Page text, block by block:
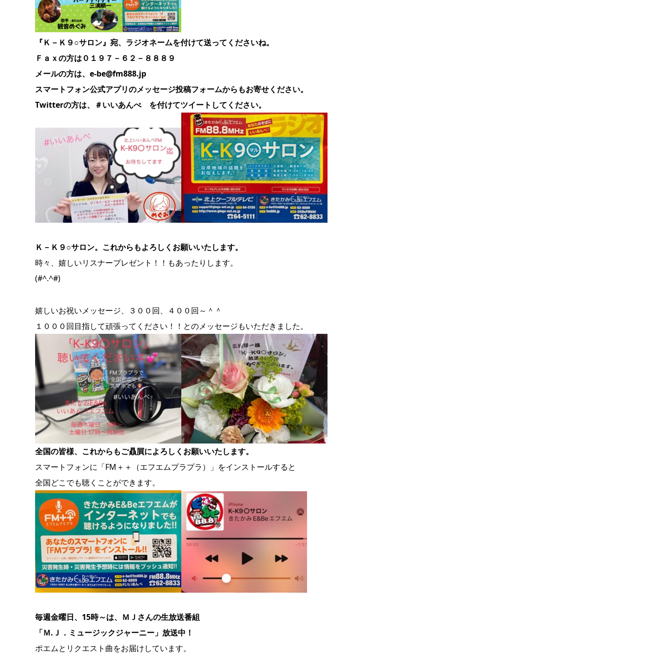
『Ｋ－Ｋ９○サロン』宛、ラジオネームを付けて送ってくださいね。
Ｆａｘの方は０１９７－６２－８８８９
メールの方は、e-be@fm888.jp
スマートフォン公式アプリのメッセージ投稿フォームからもお寄せください。
Twitterの方は、＃いいあんべ を付けてツイートしてください。
Ｋ－Ｋ９○サロン。これからもよろしくお願いいたします。
時々、嬉しいリスナープレゼント！！もあったりします。
(#^.^#)
嬉しいお祝いメッセージ、３００回、４００回～＾＾
１０００回目指して頑張ってください！！とのメッセージもいただきました。
全国の皆様、これからもご贔屓によろしくお願いいたします。
スマートフォンに「FM＋＋（エフエムプラプラ）」をインストールすると
全国どこでも聴くことができます。
毎週金曜日、15時～は、ＭＪさんの生放送番組
「Ｍ.Ｊ．ミュージックジャーニー」放送中！
ポエムとリクエスト曲をお届けしています。